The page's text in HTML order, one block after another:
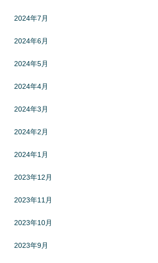
2024年7月
2024年6月
2024年5月
2024年4月
2024年3月
2024年2月
2024年1月
2023年12月
2023年11月
2023年10月
2023年9月